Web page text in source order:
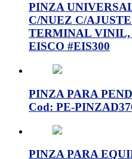
PINZA
C/NUEZ C/
TERMINAL VINIL,
EISCO #EIS300
PINZA PARA
Cod: PE-
PINZA PARA